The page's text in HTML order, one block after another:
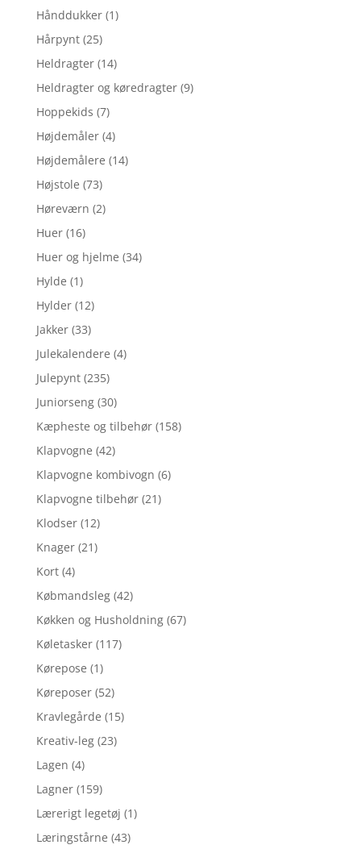
Hånddukker (1)
Hårpynt (25)
Heldragter (14)
Heldragter og køredragter (9)
Hoppekids (7)
Højdemåler (4)
Højdemålere (14)
Højstole (73)
Høreværn (2)
Huer (16)
Huer og hjelme (34)
Hylde (1)
Hylder (12)
Jakker (33)
Julekalendere (4)
Julepynt (235)
Juniorseng (30)
Kæpheste og tilbehør (158)
Klapvogne (42)
Klapvogne kombivogn (6)
Klapvogne tilbehør (21)
Klodser (12)
Knager (21)
Kort (4)
Købmandsleg (42)
Køkken og Husholdning (67)
Køletasker (117)
Kørepose (1)
Køreposer (52)
Kravlegårde (15)
Kreativ-leg (23)
Lagen (4)
Lagner (159)
Lærerigt legetøj (1)
Læringstårne (43)